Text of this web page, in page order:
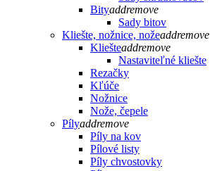
Bityaddremove
Sady bitov
Kliešte, nožnice, nožeaddremove
Kliešteaddremove
Nastaviteľné kliešte
Rezačky
Kľúče
Nožnice
Nože, čepele
Pílyaddremove
Píly na kov
Pílové listy
Píly chvostovky